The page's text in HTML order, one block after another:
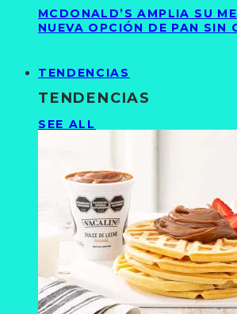
MCDONALD’S AMPLIA SU
NUEVA OPCIÓN DE PAN SIN
TENDENCIAS
TENDENCIAS
SEE ALL